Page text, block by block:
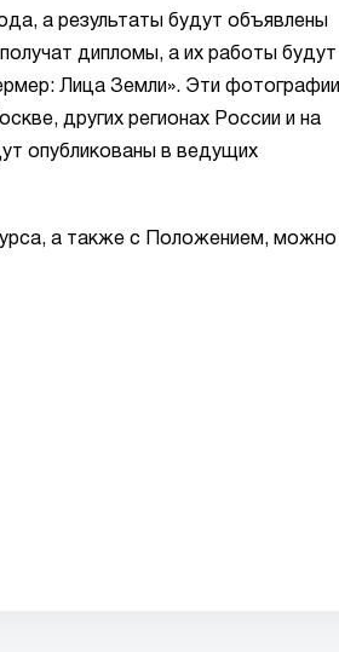
а результаты будут объявлены
дипломы, а их работы будут
Лица Земли». Эти фотографии
других регионах России и на
опубликованы в ведущих
а также с Положением, можно